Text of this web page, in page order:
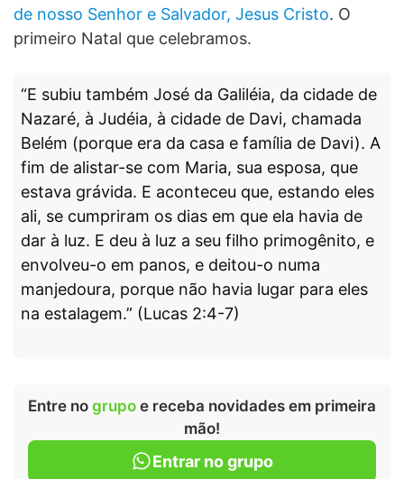
de nosso Senhor e Salvador, Jesus Cristo. O
primeiro Natal que celebramos.
“E subiu também José da Galiléia, da cidade de
Nazaré, à Judéia, à cidade de Davi, chamada
Belém (porque era da casa e família de Davi). A
fim de alistar-se com Maria, sua esposa, que
estava grávida. E aconteceu que, estando eles
ali, se cumpriram os dias em que ela havia de
dar à luz. E deu à luz a seu filho primogênito, e
envolveu-o em panos, e deitou-o numa
manjedoura, porque não havia lugar para eles
na estalagem.” (Lucas 2:4-7)
Entre no grupo e receba novidades em primeira
mão!
Entrar no grupo